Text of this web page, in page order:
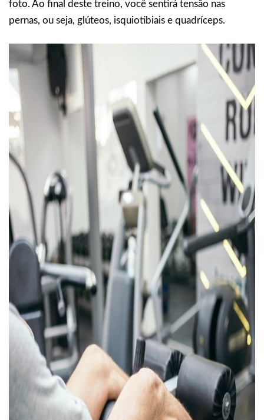
foto. Ao final deste treino, você sentirá tensão nas
pernas, ou seja, glúteos, isquiotibiais e quadríceps.